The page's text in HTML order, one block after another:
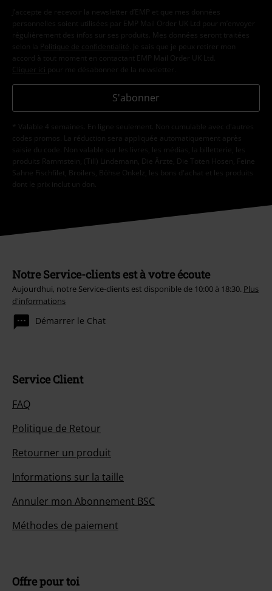
J’accepte de recevoir la newsletter d’EMP et que mes données
personnelles soient utilisées par EMP Mail Order UK Ltd pour m’envoyer
régulièrement des infos sur ses produits. Mes données seront traitées
selon la
Politique de confidentialité . Je sais que je peux retirer mon
accord à tout moment en contactant EMP Mail Order UK Ltd.
Cliquer ici pour me désabonner de la newsletter.
S'abonner
* Valable 4 semaines. En ligne seulement. Non cumulable avec d'autres
codes promos. La réduction sera appliquée automatiquement après
saisie du code. Non valable sur les livres, les médias, la billetterie, les
produits Rammstein, (Till) Lindemann, Die Ärzte, Die Toten Hosen, Feine
Sahne Fischfilet, Broilers, Böhse Onkelz, les bons d'achat et les produits
dont le prix inclut un don.
Notre Service-clients est à votre écoute
Aujourdhui, notre Service-clients est disponible de 10:00 à 18:30. Plus
d'informations
Démarrer le Chat
Service Client
FAQ
Politique de Retour
Retourner un produit
Informations sur la taille
Annuler mon Abonnement BSC
Méthodes de paiement
Offre pour toi